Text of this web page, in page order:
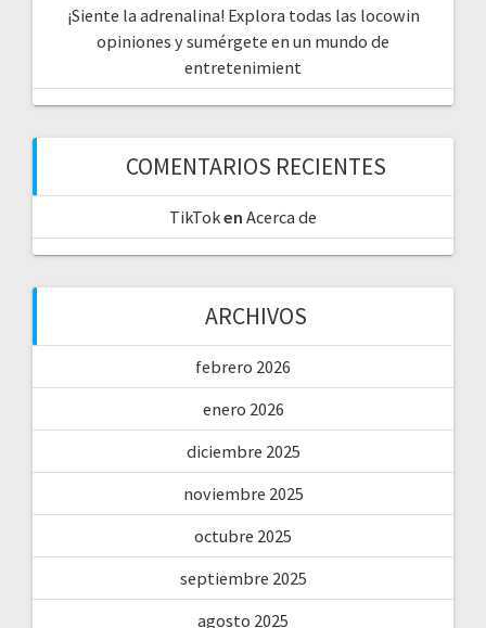
¡Siente la adrenalina! Explora todas las locowin
opiniones y sumérgete en un mundo de
entretenimient
COMENTARIOS RECIENTES
TikToken Acerca de
ARCHIVOS
febrero 2026
enero 2026
diciembre 2025
noviembre 2025
octubre 2025
septiembre 2025
agosto 2025